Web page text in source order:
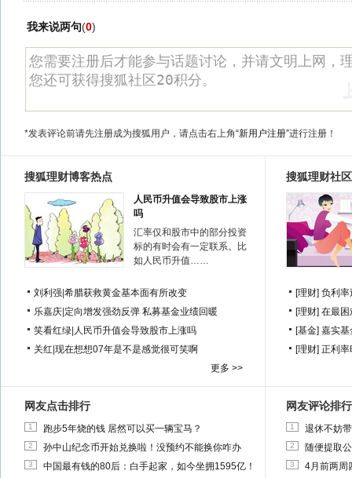
我来说两句(0)
*发表评论前请先注册成为搜狐用户，请点击右上角“新用户注册”进行注册！
搜狐理财博客热点
人民币升值会导致股市上涨
吗
汇率仅和股市中的部分投资
标的有时会有一定联系。比
如人民币升值……
刘利强 希腊获救黄金基本面有所改变
乐嘉庆 定向增发强劲反弹 私募基金业绩回暖
笑看红绿 人民币升值会导致股市上涨吗
关红 现在想想07年是不是感觉很可笑啊
更多 >>
搜狐理财社
[理财] 负利率
[理财] 在最困
[基金] 嘉实基
[理财] 正利率
网友点击排行
1 跑步5年烧的钱 居然可以买一辆宝马？
2 孙中山纪念币开始兑换啦！没预约不能换你咋办
3 中国最有钱的80后：白手起家，如今坐拥1595亿！
网友评论排行
1 退休不妨
2 随便提取
3 4月前两周